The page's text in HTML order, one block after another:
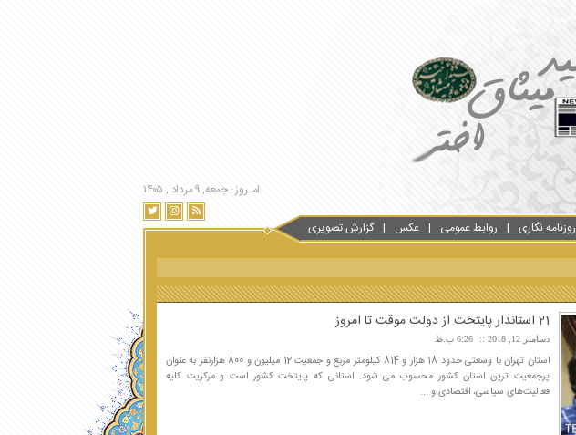
امـروز : جمعه, ۹ مرداد , ۱۴۰۵
روزنامه نگاری روابط عمومی عکس گزارش تصویری
21 استاندار پایتخت از دولت موقت تا امروز
دسامبر 12, 2018 6:26 ب.ظ
استان تهران با وسعتی حدود 18 هزار و 814 کیلومتر مربع و جمعیت 12 میلیون و 800 هزارنفر به عنوان
پرجمعیت ترین استان کشور محسوب می شود. استانی که پایتخت کشور است و مرکزیت کلیه
فعالیت‌های سیاسی، اقتصادی و ...